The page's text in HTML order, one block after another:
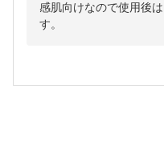
感肌向けなので使用後
す。